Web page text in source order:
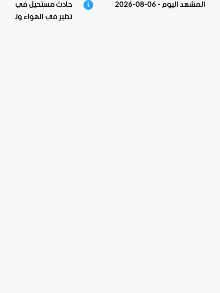
المشهد اليوم - 06-08-2026
حادث مستحيل في
تطير في الهواء